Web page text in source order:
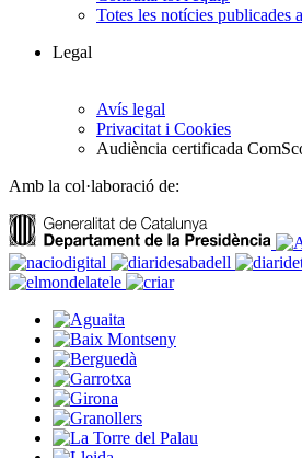
Totes les notícies publicades
Legal
Avís legal
Privacitat i Cookies
Audiència certificada
Amb la col·laboració de: